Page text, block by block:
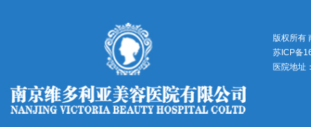
版权所有
苏ICP备
医院地址